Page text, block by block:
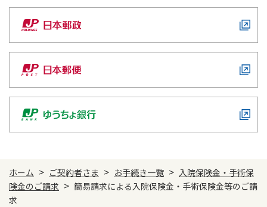
各種サービス・お知らせ
かんぽプラチナライフサービス
ご契約のしおり・約款（Web約款）
保険用語集
お問い合わせ
保険料のお払込方法
保険用語集
お問い合わせ
かんぽアプリ～かんぽの健康と安心を手のひらに～
すこやか健康ラボ
ラジオ体操・みんなの体操
ラジオ体操ポータルサイト
かんぽ生命のサステナビリティ
ホーム > ご契約者さま > お手続き一覧 > 入院保険金・手術保
険金のご請求 > 簡易請求による入院保険金・手術保険金等のご請
求